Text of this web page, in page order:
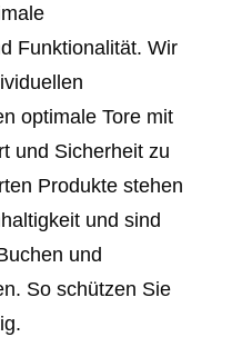
Funktionalität. Wir
optimale Tore mit
und Sicherheit zu
Produkte stehen
und sind
und
So schützen Sie